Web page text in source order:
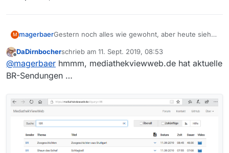
M magerbaerGestern noch alles wie gewohnt, aber heute siehe
nicht manipuliert, also? Im Voraus Dankeschön für
Hinweise!
DaDirnbocherschrieb am 11. Sept. 2019, 08:53
zuletzt editiert von
@magerbaer hmmm, mediathekviewweb.de hat aktuelle
BR-Sendungen …